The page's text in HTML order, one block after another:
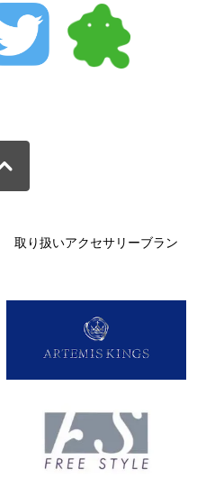
取り扱いアクセサリーブラン